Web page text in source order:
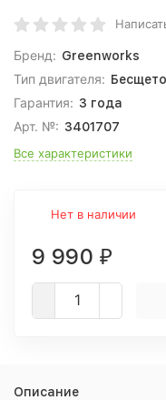
Бренд: Greenworks
Тип двигателя:
Гарантия: 3 года
Арт. №: 3401707
Все характеристики
Нет в наличии
9 990 ₽
Описание